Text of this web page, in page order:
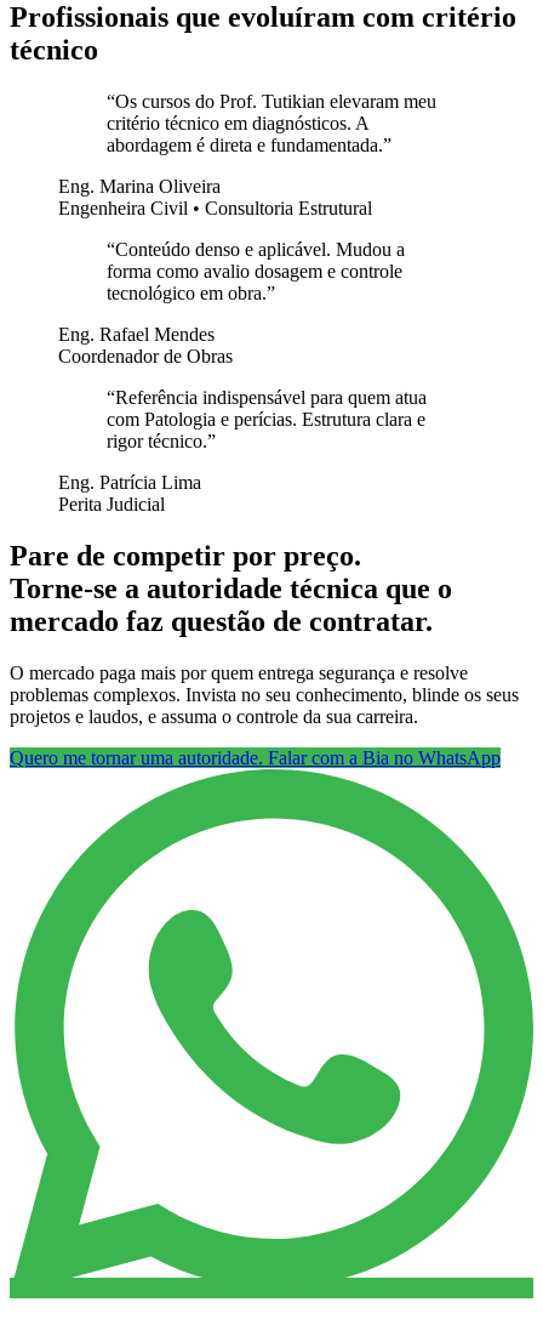
Profissionais que evoluíram com critério
técnico
“Os cursos do Prof. Tutikian elevaram meu
critério técnico em diagnósticos. A
abordagem é direta e fundamentada.”
Eng. Marina Oliveira
Engenheira Civil • Consultoria Estrutural
“Conteúdo denso e aplicável. Mudou a
forma como avalio dosagem e controle
tecnológico em obra.”
Eng. Rafael Mendes
Coordenador de Obras
“Referência indispensável para quem atua
com Patologia e perícias. Estrutura clara e
rigor técnico.”
Eng. Patrícia Lima
Perita Judicial
Pare de competir por preço.
Torne-se a autoridade técnica que o
mercado faz questão de contratar.
O mercado paga mais por quem entrega segurança e resolve
problemas complexos. Invista no seu conhecimento, blinde os seus
projetos e laudos, e assuma o controle da sua carreira.
Quero me tornar uma autoridade. Falar com a Bia no WhatsApp